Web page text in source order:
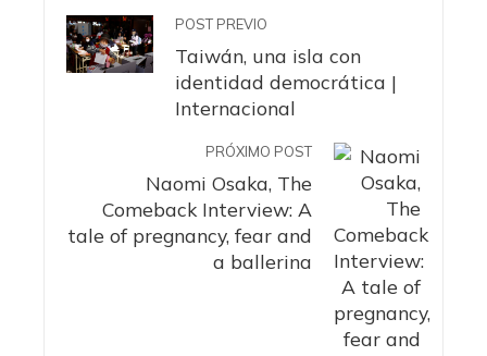
POST PREVIO
Taiwán, una isla con
identidad democrática |
Internacional
PRÓXIMO POST
Naomi Osaka, The
Comeback Interview: A
tale of pregnancy, fear and
a ballerina